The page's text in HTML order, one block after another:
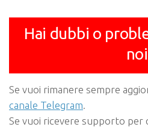
Hai dubbi o
Se vuoi rimanere sempre
canale Telegram.
Se vuoi ricevere supporto per